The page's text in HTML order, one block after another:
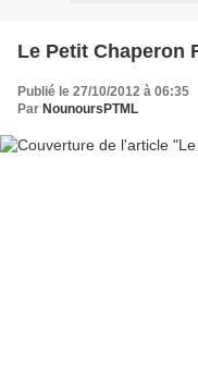
Le Petit Chaperon
Publié le 27/10/2012 à 06:35
Par NounoursPTML